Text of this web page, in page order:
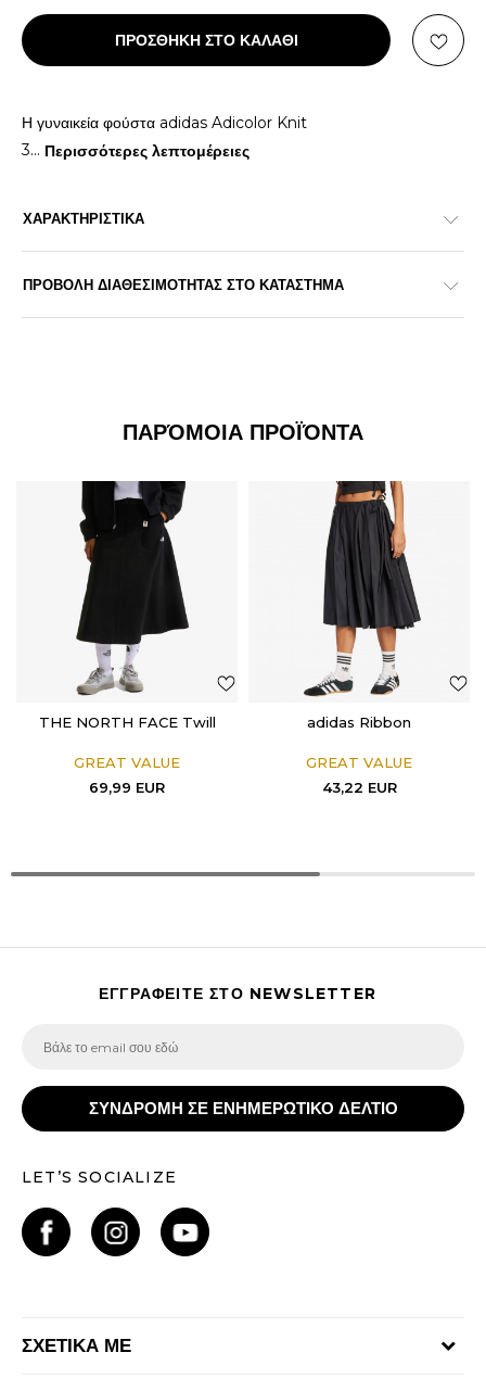
ΠΡΟΣΘΗΚΗ ΣΤΟ ΚΑΛΑΘΙ
Η γυναικεία φούστα adidas Adicolor Knit
3... Περισσότερες λεπτομέρειες
ΧΑΡΑΚΤΗΡΙΣΤΙΚΑ
ΠΡΟΒΟΛΗ ΔΙΑΘΕΣΙΜΟΤΗΤΑΣ ΣΤΟ ΚΑΤΑΣΤΗΜΑ
ΠΑΡΌΜΟΙΑ ΠΡΟΪΌΝΤΑ
THE NORTH FACE Twill
GREAT VALUE
69,99 EUR
adidas Ribbon
GREAT VALUE
43,22 EUR
ΕΓΓΡΑΦΕΙΤΕ ΣΤΟ NEWSLETTER
ΣΥΝΔΡΟΜΗ ΣΕ ΕΝΗΜΕΡΩΤΙΚΟ ΔΕΛΤΙΟ
LET’S SOCIALIZE
ΣΧΕΤΙΚΑ ΜΕ